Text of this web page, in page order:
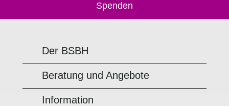
Spenden
Der BSBH
Beratung und Angebote
Information